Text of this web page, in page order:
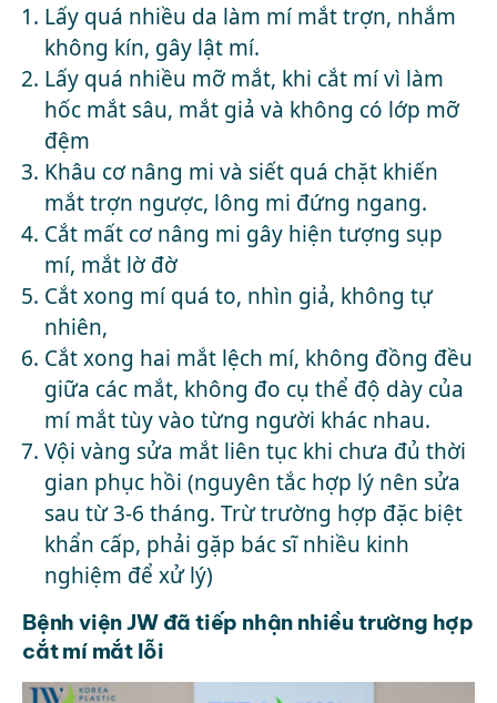
Lấy quá nhiều da làm mí mắt trợn, nhắm
không kín, gây lật mí.
Lấy quá nhiều mỡ mắt, khi cắt mí vì làm
hốc mắt sâu, mắt giả và không có lớp mỡ
đệm
Khâu cơ nâng mi và siết quá chặt khiến
mắt trợn ngược, lông mi đứng ngang.
Cắt mất cơ nâng mi gây hiện tượng sụp
mí, mắt lờ đờ
Cắt xong mí quá to, nhìn giả, không tự
nhiên,
Cắt xong hai mắt lệch mí, không đồng đều
giữa các mắt, không đo cụ thể độ dày của
mí mắt tùy vào từng người khác nhau.
Vội vàng sửa mắt liên tục khi chưa đủ thời
gian phục hồi (nguyên tắc hợp lý nên sửa
sau từ 3-6 tháng. Trừ trường hợp đặc biệt
khẩn cấp, phải gặp bác sĩ nhiều kinh
nghiệm để xử lý)
Bệnh viện JW đã tiếp nhận nhiều trường hợp
cắt mí mắt lỗi